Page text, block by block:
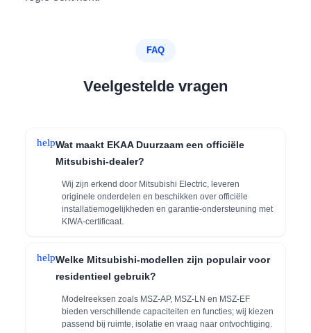
FAQ
Veelgestelde vragen
helpWat maakt EKAA Duurzaam een officiële
Mitsubishi-dealer?
Wij zijn erkend door Mitsubishi Electric, leveren
originele onderdelen en beschikken over officiële
installatiemogelijkheden en garantie-ondersteuning met
KIWA-certificaat.
helpWelke Mitsubishi-modellen zijn populair voor
residentieel gebruik?
Modelreeksen zoals MSZ-AP, MSZ-LN en MSZ-EF
bieden verschillende capaciteiten en functies; wij kiezen
passend bij ruimte, isolatie en vraag naar ontvochtiging.